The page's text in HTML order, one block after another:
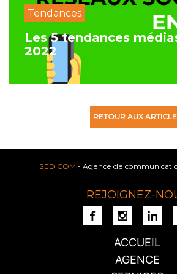
Tendances
Les 5 tendances
2022
RETOUR AUX
SEDICOM - Agence de
REJOIGNEZ-
ACCUEIL
AGENCE